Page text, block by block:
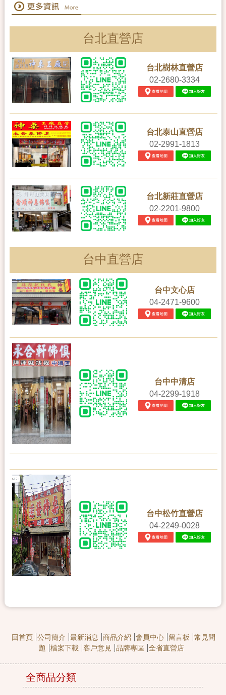
台北直營店
台北樹林直營店
02-2680-3334
台北泰山直營店
02-2991-1813
台北新莊直營店
02-2201-9800
台中直營店
台中文心店
04-2471-9600
台中中清店
04-2299-1918
台中松竹直營店
04-2249-0028
回首頁 公司簡介 最新消息 商品介紹 會員中心 留言板
常見問
題
檔案下載 客戶意見 品牌專區 全省直營店
全商品分類